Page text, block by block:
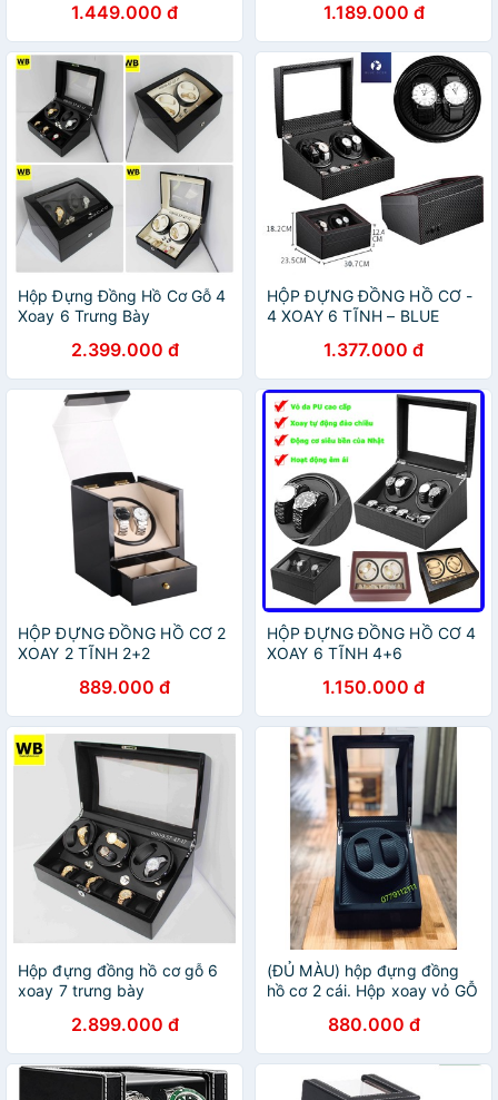
1.449.000 đ 1.189.000 đ
Hộp Đựng Đồng Hồ Cơ Gỗ 4
Xoay 6 Trưng Bày
2.399.000 đ
HỘP ĐỰNG ĐỒNG HỒ CƠ -
4 XOAY 6 TĨNH – BLUE
1.377.000 đ
HỘP ĐỰNG ĐỒNG HỒ CƠ 2
XOAY 2 TĨNH 2+2
889.000 đ
HỘP ĐỰNG ĐỒNG HỒ CƠ 4
XOAY 6 TĨNH 4+6
1.150.000 đ
Hộp đựng đồng hồ cơ gỗ 6
xoay 7 trưng bày
2.899.000 đ
(ĐỦ MÀU) hộp đựng đồng
hồ cơ 2 cái. Hộp xoay vỏ GỖ
880.000 đ